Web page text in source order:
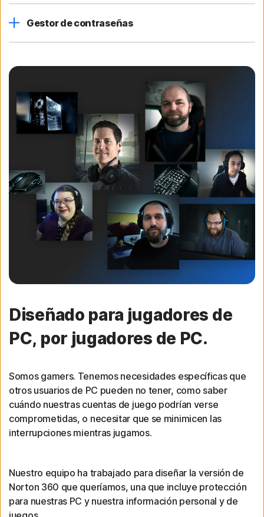
Gestor de contraseñas
Diseñado para jugadores de
PC, por jugadores de PC.
Somos gamers. Tenemos necesidades específicas que
otros usuarios de PC pueden no tener, como saber
cuándo nuestras cuentas de juego podrían verse
comprometidas, o necesitar que se minimicen las
interrupciones mientras jugamos.
Nuestro equipo ha trabajado para diseñar la versión de
Norton 360 que queríamos, una que incluye protección
para nuestras PC y nuestra información personal y de